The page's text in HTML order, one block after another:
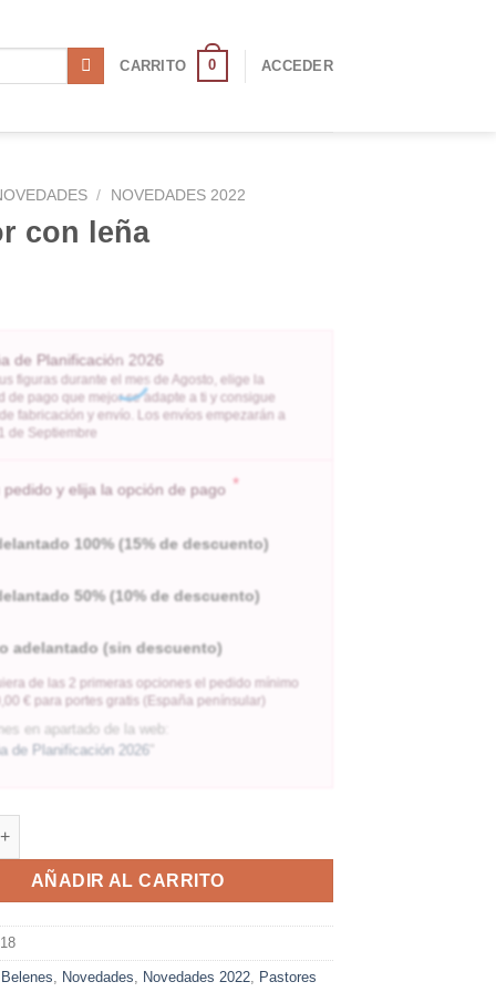
CARRITO 0 ACCEDER
/ NOVEDADES 2022
con leña
de Planificación 2026
figuras durante el mes de Agosto, elige la
de pago que mejor se adapte a ti y consigue
fabricación y envío. Los envíos empezarán a
de Septiembre
pedido y elija la opción de pago *
100% (15% de descuento)
50% (10% de descuento)
adelantado (sin descuento)
de las 2 primeras opciones el pedido mínimo
€ para portes gratis (España penínsular)
en apartado de la web:
de Planificación 2026 "
AÑADIR AL CARRITO
Belenes Novedades Novedades 2022 Pastores